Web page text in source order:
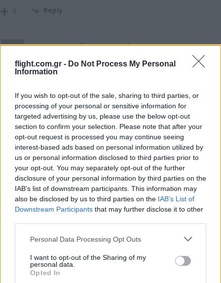
flight.com.gr - Do Not Process My Personal
Information
If you wish to opt-out of the sale, sharing to third parties, or
processing of your personal or sensitive information for
targeted advertising by us, please use the below opt-out
section to confirm your selection. Please note that after your
opt-out request is processed you may continue seeing
interest-based ads based on personal information utilized by
us or personal information disclosed to third parties prior to
your opt-out. You may separately opt-out of the further
disclosure of your personal information by third parties on the
IAB’s list of downstream participants. This information may
also be disclosed by us to third parties on the IAB’s List of
Downstream Participants that may further disclose it to other
Please note that this website/app uses one or more Google
not limited to your visit or usage behaviour. You may click to
grant or deny consent to Google and its third-party tags to
use your data for below specified purposes in below Google
Personal Data Processing Opt Outs
I want to opt-out of the Sharing of my
personal data.
Opted In
0 Reply
epampapas(@epampapas)
#148623
Το Β-52 δεν το ξεπερνάει κανείς σε γηρατειά στην παγκόσμια
0 Reply
Nikolaos(@nikolaos)
Famed Member
22 Φεβρουαρίου 2020 13:12
#148624
Ανεκτίμητης αξίας πλατφόρμα, δεν είναι έξυπνη ιδέα η
απόσυρσή της.
0 Reply
Member
https://www.youtube.com/watch?v=z5D9pHfiBBo